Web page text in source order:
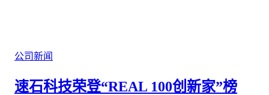
公司新闻
速石科技荣登“REAL 100创新家”榜